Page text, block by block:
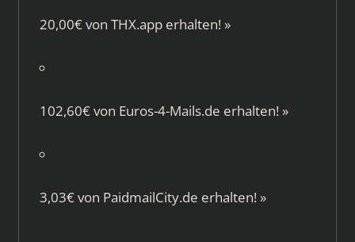
20,00€ von THX.apperhalten! »
102,60€ von Euros-4-Mails.de erhalten! »
3,03€ von PaidmailCity.de erhalten! »